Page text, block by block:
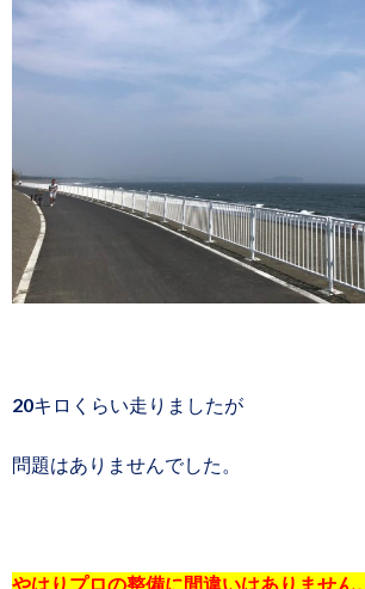
20キロくらい走りましたが
問題はありませんでした。
やはりプロの整備に間違いはありません。